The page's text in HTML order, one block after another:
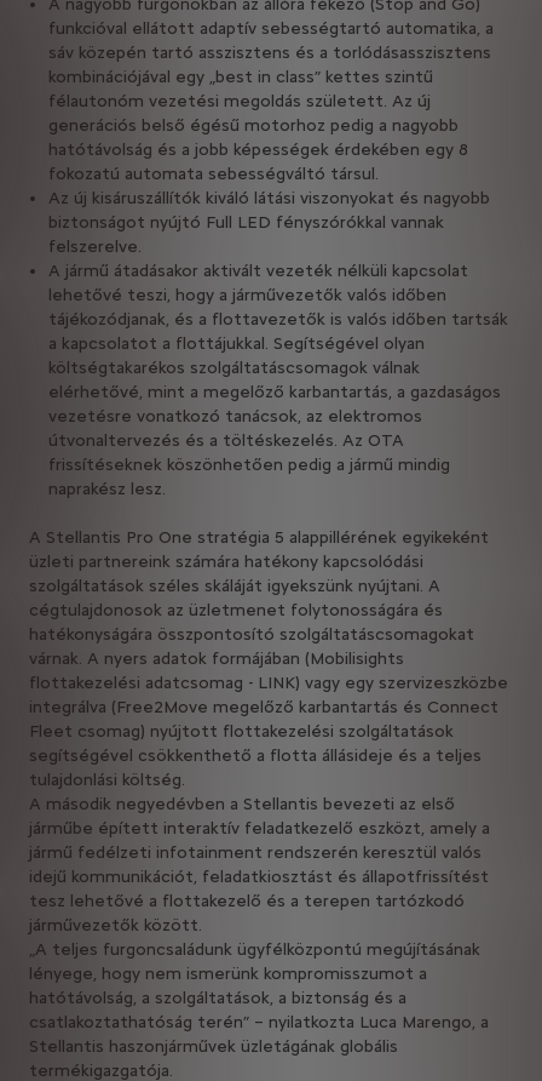
A nagyobb furgonokban az állóra fékező (Stop and Go)
funkcióval ellátott adaptív sebességtartó automatika, a
sáv közepén tartó asszisztens és a torlódásasszisztens
kombinációjával egy „best in class” kettes szintű
félautonóm vezetési megoldás született. Az új
generációs belső égésű motorhoz pedig a nagyobb
hatótávolság és a jobb képességek érdekében egy 8
fokozatú automata sebességváltó társul.
Az új kisáruszállítók kiváló látási viszonyokat és nagyobb
biztonságot nyújtó Full LED fényszórókkal vannak
felszerelve.
A jármű átadásakor aktivált vezeték nélküli kapcsolat
lehetővé teszi, hogy a járművezetők valós időben
tájékozódjanak, és a flottavezetők is valós időben tartsák
a kapcsolatot a flottájukkal. Segítségével olyan
költségtakarékos szolgáltatáscsomagok válnak
elérhetővé, mint a megelőző karbantartás, a gazdaságos
vezetésre vonatkozó tanácsok, az elektromos
útvonaltervezés és a töltéskezelés. Az OTA
frissítéseknek köszönhetően pedig a jármű mindig
naprakész lesz.
A Stellantis Pro One stratégia 5 alappillérének egyikeként
üzleti partnereink számára hatékony kapcsolódási
szolgáltatások széles skáláját igyekszünk nyújtani. A
cégtulajdonosok az üzletmenet folytonosságára és
hatékonyságára összpontosító szolgáltatáscsomagokat
várnak. A nyers adatok formájában (Mobilisights
flottakezelési adatcsomag - LINK) vagy egy szervizeszközbe
integrálva (Free2Move megelőző karbantartás és Connect
Fleet csomag) nyújtott flottakezelési szolgáltatások
segítségével csökkenthető a flotta állásideje és a teljes
tulajdonlási költség.
A második negyedévben a Stellantis bevezeti az első
járműbe épített interaktív feladatkezelő eszközt, amely a
jármű fedélzeti infotainment rendszerén keresztül valós
idejű kommunikációt, feladatkiosztást és állapotfrissítést
tesz lehetővé a flottakezelő és a terepen tartózkodó
járművezetők között.
„A teljes furgoncsaládunk ügyfélközpontú megújításának
lényege, hogy nem ismerünk kompromisszumot a
hatótávolság, a szolgáltatások, a biztonság és a
csatlakoztathatóság terén” – nyilatkozta Luca Marengo, a
Stellantis haszonjárművek üzletágának globális
termékigazgatója.